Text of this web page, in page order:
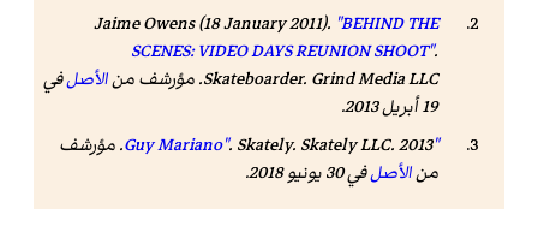
Jaime Owens (18 January 2011). "BEHIND THE
SCENES: VIDEO DAYS REUNION SHOOT".
Skateboarder. Grind Media LLC. مؤرشف من الأصلفي
19 أبريل 2013
.
"Guy Mariano"
. Skately
. Skately LLC. 2013. مؤرشف
منالأصلفي 30 يونيو 2018 .